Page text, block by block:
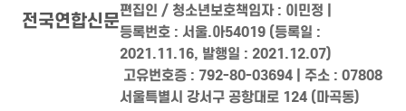
전국연합신문편집인 / 청소년보호책임자 : 이민정 |
등록번호 : 서울.아54019 (등록일 :
2021.11.16, 발행일 : 2021.12.07)
고유번호증 : 792-80-03694 | 주소 : 07808
서울특별시 강서구 공항대로 124 (마곡동)